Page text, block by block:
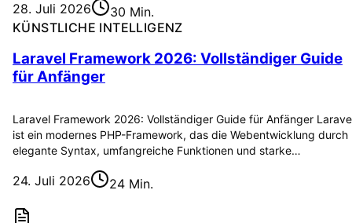
28. Juli 2026
30 Min.
KÜNSTLICHE INTELLIGENZ
Laravel Framework 2026: Vollständiger Guide
für Anfänger
Laravel Framework 2026: Vollständiger Guide für Anfänger
ist ein modernes PHP-Framework, das die Webentwicklung durch
elegante Syntax, umfangreiche Funktionen und starke…
24. Juli 2026 24 Min.